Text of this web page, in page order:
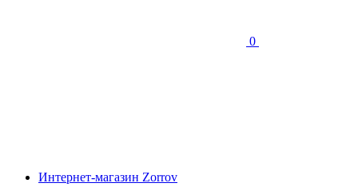
0
Интернет-магазин Zorrov